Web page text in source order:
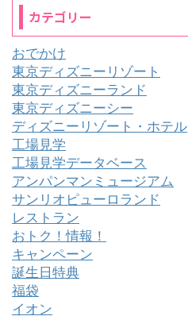
カテゴリー
おでかけ
東京ディズニーリゾート
東京ディズニーランド
東京ディズニーシー
ディズニーリゾート・ホテル
工場見学
工場見学データベース
アンパンマンミュージアム
サンリオピューロランド
レストラン
おトク！情報！
キャンペーン
誕生日特典
福袋
イオン